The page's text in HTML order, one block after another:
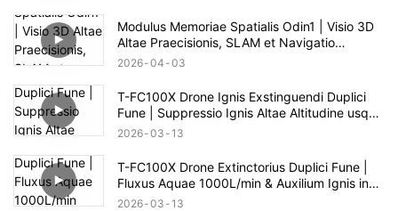
Modulus Memoriae Spatialis Odin1 | Visio 3D
Altae Praecisionis, SLAM et Navigatio
Autonoma
2026 04 03
T-FC100X Drone Ignis Exstinguendi Duplici
Fune | Suppressio Ignis Altae Altitudine usque
ad 100m
2026 03 13
T-FC100X Drone Extinctorius Duplici Fune |
Fluxus Aquae 1000L/min & Auxilium Ignis in
Alto Alto 100m
2026 03 13